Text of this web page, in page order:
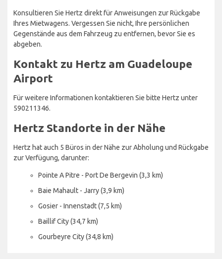
Konsultieren Sie Hertz direkt für Anweisungen zur Rückgabe
Ihres Mietwagens. Vergessen Sie nicht, Ihre persönlichen
Gegenstände aus dem Fahrzeug zu entfernen, bevor Sie es
abgeben.
Kontakt zu Hertz am Guadeloupe
Airport
Für weitere Informationen kontaktieren Sie bitte Hertz unter
590211346.
Hertz Standorte in der Nähe
Hertz hat auch 5 Büros in der Nähe zur Abholung und Rückgabe
zur Verfügung, darunter:
Pointe A Pitre - Port De Bergevin (3,3 km)
Baie Mahault - Jarry (3,9 km)
Gosier - Innenstadt (7,5 km)
Baillif City (34,7 km)
Gourbeyre City (34,8 km)